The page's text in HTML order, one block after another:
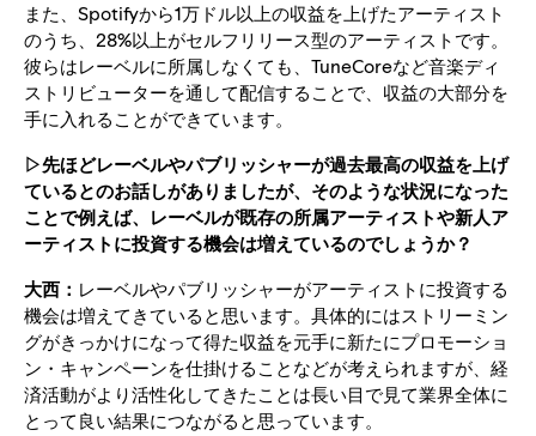
また、Spotifyから1万ドル以上の収益を上げたアーティスト
のうち、28%以上がセルフリリース型のアーティストです。
彼らはレーベルに所属しなくても、TuneCoreなど音楽ディ
ストリビューターを通して配信することで、収益の大部分を
手に入れることができています。
▷先ほどレーベルやパブリッシャーが過去最高の収益を上げ
ているとのお話しがありましたが、そのような状況になった
ことで例えば、レーベルが既存の所属アーティストや新人ア
ーティストに投資する機会は増えているのでしょうか？
大西： レーベルやパブリッシャーがアーティストに投資する
機会は増えてきていると思います。具体的にはストリーミン
グがきっかけになって得た収益を元手に新たにプロモーショ
ン・キャンペーンを仕掛けることなどが考えられますが、経
済活動がより活性化してきたことは長い目で見て業界全体に
とって良い結果につながると思っています。